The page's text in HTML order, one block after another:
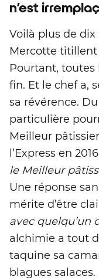
n’est
Voilà plus de
Mercotte titillent
Pourtant, toutes
fin. Et le chef a,
sa révérence.
particulière
Meilleur
l’Express en
le Meilleur
Une réponse
mérite d’être
avec quelqu’un
alchimie a tout
taquine sa
blagues salaces.